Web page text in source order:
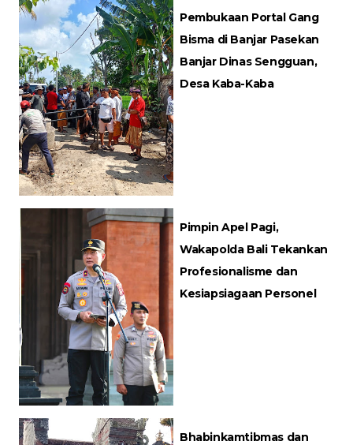
Pembukaan Portal Gang
Bisma di Banjar Pasekan
Banjar Dinas Sengguan,
Desa Kaba-Kaba
Pimpin Apel Pagi,
Wakapolda Bali Tekankan
Profesionalisme dan
Kesiapsiagaan Personel
Bhabinkamtibmas dan